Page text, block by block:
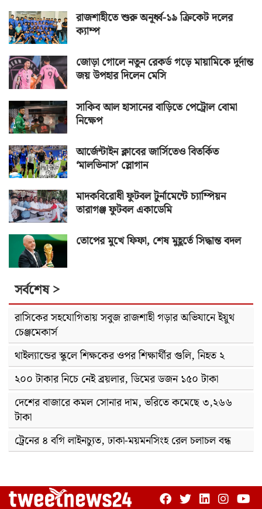
রাজশাহীতে শুরু অনূর্ধ্ব-১৯ ক্রিকেট দলের
ক্যাম্প
জোড়া গোলে নতুন রেকর্ড গড়ে মায়ামিকে দুর্দান্ত
জয় উপহার দিলেন মেসি
সাকিব আল হাসানের বাড়িতে পেট্রোল বোমা
নিক্ষেপ
আর্জেন্টাইন ক্লাবের জার্সিতেও বিতর্কিত
‘মালভিনাস’ স্লোগান
মাদকবিরোধী ফুটবল টুর্নামেন্টে চ্যাম্পিয়ন
তারাগঞ্জ ফুটবল একাডেমি
তোপের মুখে ফিফা, শেষ মুহূর্তে সিদ্ধান্ত বদল
সর্বশেষ >
রাসিকের সহযোগিতায় সবুজ রাজশাহী গড়ার অভিযানে ইয়ুথ
চেঞ্জমেকার্স
থাইল্যান্ডের স্কুলে শিক্ষকের ওপর শিক্ষার্থীর গুলি, নিহত ২
২০০ টাকার নিচে নেই ব্রয়লার, ডিমের ডজন ১৫০ টাকা
দেশের বাজারে কমল সোনার দাম, ভরিতে কমেছে ৩,২৬৬
টাকা
ট্রেনের ৪ বগি লাইনচ্যুত, ঢাকা-ময়মনসিংহ রেল চলাচল বন্ধ